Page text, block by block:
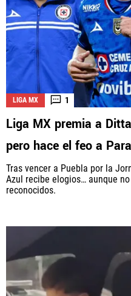
LIGA MX 1
Liga MX premia a
pero hace el feo a
Tras vencer a Puebla por la
Azul recibe elogios… aunque
reconocidos.